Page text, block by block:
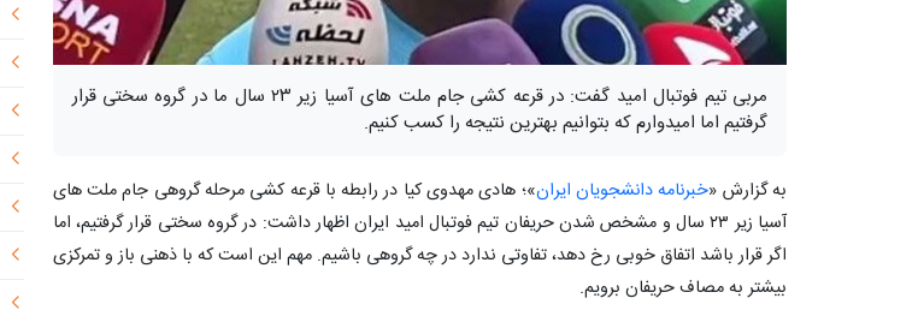
مربی تیم فوتبال امید گفت: در قرعه کشی جام ملت های آسیا زیر ۲۳ سال ما در گروه سختی قرار
گرفتیم اما امیدوارم که بتوانیم بهترین نتیجه را کسب کنیم.
به گزارش «خبرنامه دانشجویان ایران»؛ هادی مهدوی کیا در رابطه با قرعه کشی مرحله گروهی جام ملت های
آسیا زیر ۲۳ سال و مشخص شدن حریفان تیم فوتبال امید ایران اظهار داشت: در گروه سختی قرار گرفتیم، اما
اگر قرار باشد اتفاق خوبی رخ دهد، تفاوتی ندارد در چه گروهی باشیم. مهم این است که با ذهنی باز و تمرکزی
بیشتر به مصاف حریفان برویم.